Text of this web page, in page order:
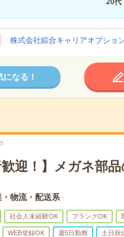
20代
株式会社綜合キャリアオプショ
になる！
歓迎！】メガネ部
物流・配送系
社会人未経験OK ブランクOK
WEB登録OK 週5日勤務 土日祝